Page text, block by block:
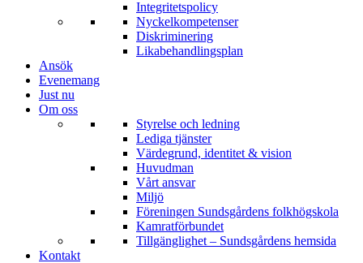
Integritetspolicy
Nyckelkompetenser
Diskriminering
Likabehandlingsplan
Ansök
Evenemang
Just nu
Om oss
Styrelse och ledning
Lediga tjänster
Värdegrund, identitet & vision
Huvudman
Vårt ansvar
Miljö
Föreningen Sundsgårdens folkhögskola
Kamratförbundet
Tillgänglighet – Sundsgårdens hemsida
Kontakt